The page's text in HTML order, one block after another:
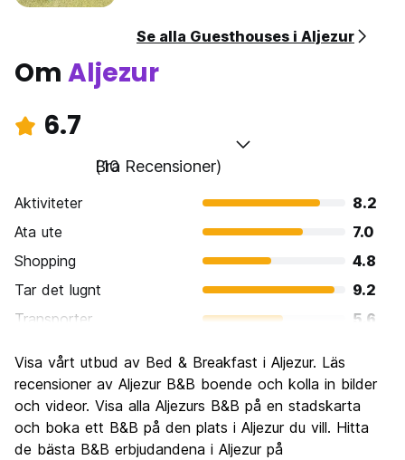
Se alla Guesthouses i Aljezur
OmAljezur
6.7
Bra
(10 Recensioner)
Aktiviteter
8.2
Ata ute
7.0
Shopping
4.8
Tar det lugnt
9.2
Transporter
5.6
Kultur
6.6
Festa
4.2
Värde för pengarna
7.2
Visa vårt utbud av Bed & Breakfast i Aljezur. Läs
recensioner av Aljezur B&B boende och kolla in bilder
och videor. Visa alla Aljezurs B&B på en stadskarta
och boka ett B&B på den plats i Aljezur du vill. Hitta
de bästa B&B erbjudandena i Aljezur på